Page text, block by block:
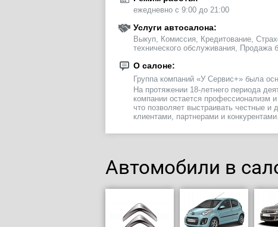
ежедневно с 9:00 до 21:00
Услуги автосалона:
Выкуп, Комиссия, Кредитование,
технического обслуживания, Продажа
О салоне:
Группа компаний «У Сервис+» была
На протяжении 18-летнего периода
компании остается профессионализм
что позволяет выстраивать честные и
клиентами, партнерами и конкурентами.
Автомобили в